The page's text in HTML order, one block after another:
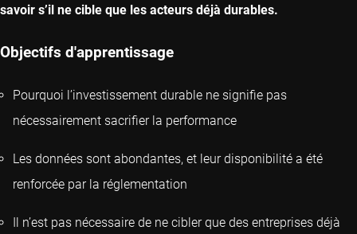
savoir s’il ne cible que les acteurs déjà durables.
Objectifs d'apprentissage
Pourquoi l’investissement durable ne signifie pas
nécessairement sacrifier la performance
Les données sont abondantes, et leur disponibilité a été
renforcée par la réglementation
Il n’est pas nécessaire de ne cibler que des entreprises déjà